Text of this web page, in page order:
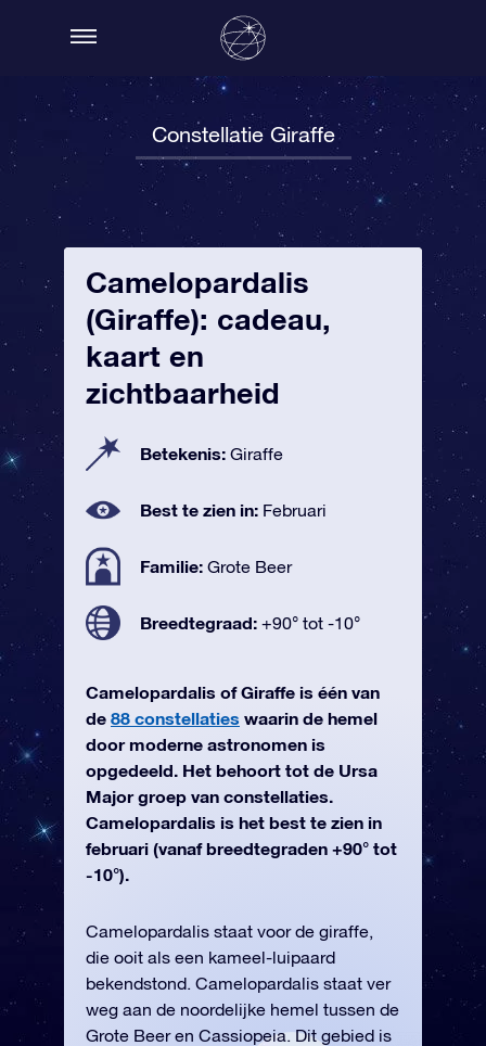
Constellatie Giraffe
Camelopardalis
(Giraffe): cadeau,
kaart en
zichtbaarheid
Betekenis: Giraffe
Best te zien in: Februari
Familie: Grote Beer
Breedtegraad: +90° tot -10°
Camelopardalis of Giraffe is één van
de 88 constellaties waarin de hemel
door moderne astronomen is
opgedeeld. Het behoort tot de Ursa
Major groep van constellaties.
Camelopardalis is het best te zien in
februari (vanaf breedtegraden +90° tot
-10°).
Camelopardalis staat voor de giraffe,
die ooit als een kameel-luipaard
bekendstond. Camelopardalis staat ver
weg aan de noordelijke hemel tussen de
Grote Beer en Cassiopeia. Dit gebied is